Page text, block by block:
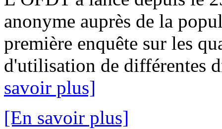
anonyme auprès de la
première enquête sur les
d'utilisation de différentes
savoir plus]
[En savoir plus]